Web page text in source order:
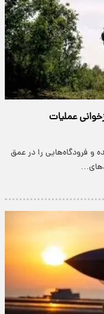
عملیات
و فرودگاه‌هایی را در عمق